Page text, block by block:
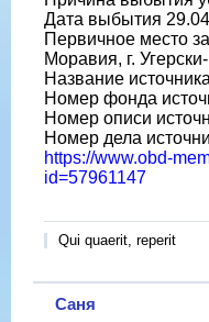
Дата выбытия
Первичное место
Моравия, г.
Название
Номер фонда
Номер описи
Номер дела
https://www.obd-
id=57961147
Qui quaerit, reperit
Саня